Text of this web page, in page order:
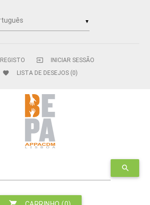
▼
REGISTO INICIAR SESSÃO
input
favorite
LISTA DE DESEJOS (0)
search